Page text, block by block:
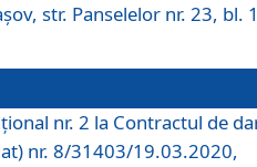
str. Panselelor nr. 23, bl.
nr. 2 la Contractul de
nr. 8/31403/19.03.2020,